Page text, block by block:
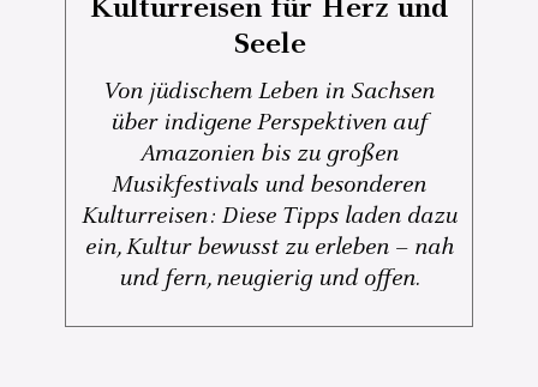
Seele
Von jüdischem Leben in Sachsen
über indigene Perspektiven auf
Amazonien bis zu großen
Musikfestivals und besonderen
Kulturreisen: Diese Tipps laden dazu
ein, Kultur bewusst zu erleben – nah
und fern, neugierig und offen.